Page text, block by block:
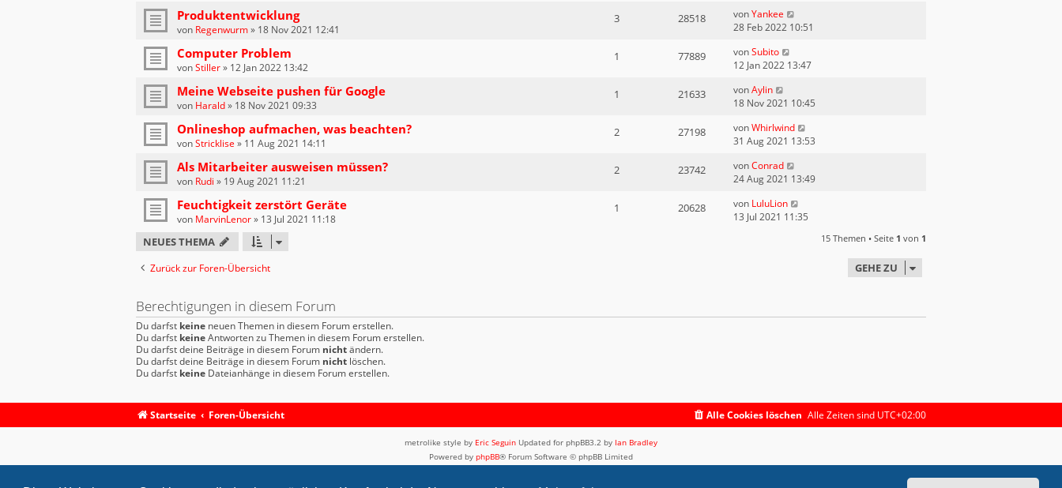
Produktentwicklung
von Regenwurm» 18 Nov 2021 12:41
3 28518 vonYankee
28 Feb 2022 10:51
Computer Problem
vonStiller» 12 Jan 2022 13:42
1 77889 vonSubito
12 Jan 2022 13:47
Meine Webseite pushen für Google
von Harald» 18 Nov 2021 09:33
1 21633 vonAylin
18 Nov 2021 10:45
Onlineshop aufmachen, was beachten?
vonStricklise » 11 Aug 2021 14:11
2 27198 vonWhirlwind
31 Aug 2021 13:53
Als Mitarbeiter ausweisen müssen?
von Rudi » 19 Aug 2021 11:21
2 23742 vonConrad
24 Aug 2021 13:49
Feuchtigkeit zerstört Geräte
von MarvinLenor» 13 Jul 2021 11:18
1 20628 von LuluLion
13 Jul 2021 11:35
NEUES THEMA 15 Themen • Seite 1 von 1
Zurück zur Foren-Übersicht GEHE ZU
Berechtigungen in diesem Forum
Du darfst keine neuen Themen in diesem Forum erstellen.
Du darfst keineAntworten zu Themen in diesem Forum erstellen.
Du darfst deine Beiträge in diesem Forum nichtändern.
Du darfst deine Beiträge in diesem Forum nicht löschen.
Du darfst keine Dateianhänge in diesem Forum erstellen.
Startseite Foren-Übersicht Alle Zeiten sind UTC+02:00
Alle Cookies löschen
metrolike style by Eric Seguin Updated for phpBB3.2 by Ian Bradley
Powered by phpBB® Forum Software © phpBB Limited
Datenschutz
Nutzungsbedingungen